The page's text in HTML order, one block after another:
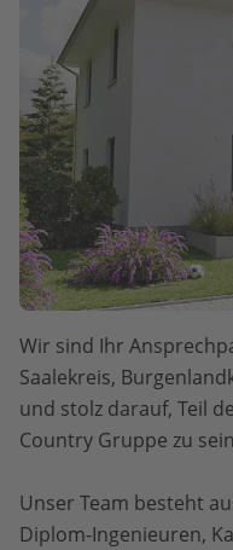
Wir sind Ihr
Saalekreis,
und stolz darauf, Teil
Country Gruppe zu
Unser Team besteht
Diplom-Ingenieuren,